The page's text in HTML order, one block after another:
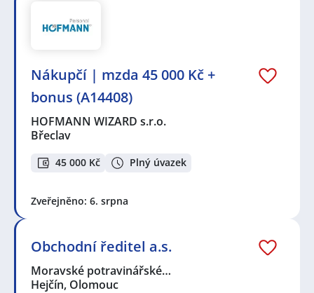
Nákupčí | mzda 45 000 Kč +
bonus (A14408)
HOFMANN WIZARD s.r.o.
Břeclav
45 000 Kč Plný úvazek
Zveřejněno: 6. srpna
Obchodní ředitel a.s.
Moravské potravinářské…
Hejčín, Olomouc